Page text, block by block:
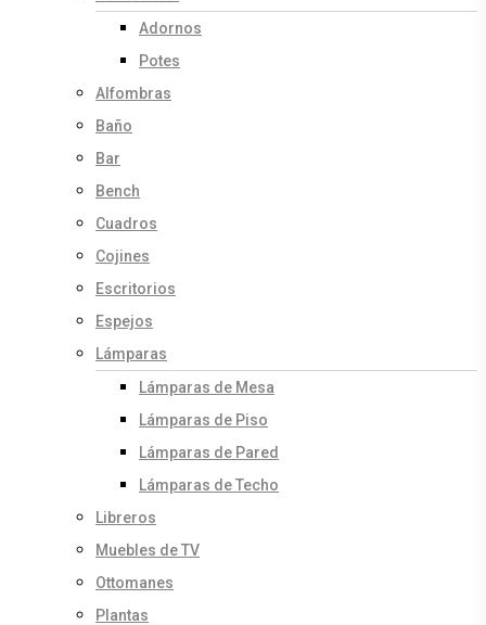
Adornos
Potes
Alfombras
Baño
Bar
Bench
Cuadros
Cojines
Escritorios
Espejos
Lámparas
Lámparas de Mesa
Lámparas de Piso
Lámparas de Pared
Lámparas de Techo
Libreros
Muebles de TV
Ottomanes
Plantas